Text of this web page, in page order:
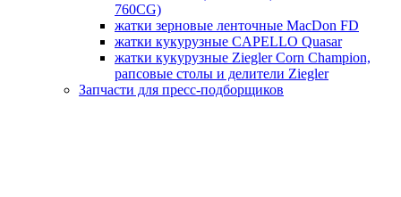
760CG)
жатки зерновые ленточные MacDon FD
жатки кукурузные CAPELLO Quasar
жатки кукурузные Ziegler Corn Champion,
рапсовые столы и делители Ziegler
Запчасти для пресс-подборщиков